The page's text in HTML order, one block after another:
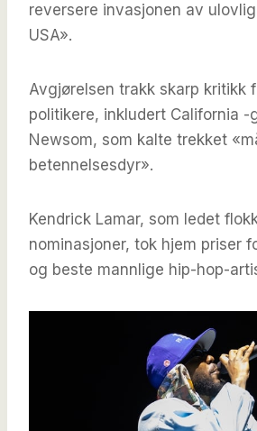
reversere invasjonen av
USA».
Avgjørelsen trakk skarp kritikk
politikere, inkludert California -
Newsom, som kalte trekket
betennelsesdyr».
Kendrick Lamar, som ledet
nominasjoner, tok hjem priser
og beste mannlige hip-hop-